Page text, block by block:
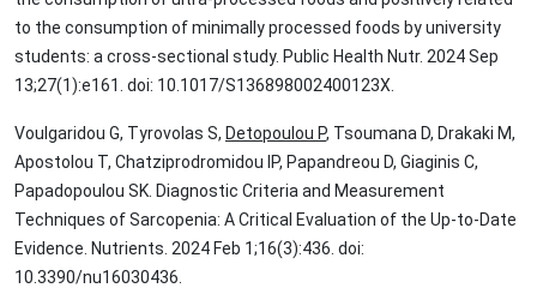
to the consumption of minimally processed foods by university
students: a cross-sectional study. Public Health Nutr. 2024 Sep
13;27(1):e161. doi: 10.1017/S136898002400123X.
Voulgaridou G, Tyrovolas S, Detopoulou P, Tsoumana D, Drakaki M,
Apostolou T, Chatziprodromidou IP, Papandreou D, Giaginis C,
Papadopoulou SK. Diagnostic Criteria and Measurement
Techniques of Sarcopenia: A Critical Evaluation of the Up-to-Date
Evidence. Nutrients. 2024 Feb 1;16(3):436. doi:
10.3390/nu16030436.